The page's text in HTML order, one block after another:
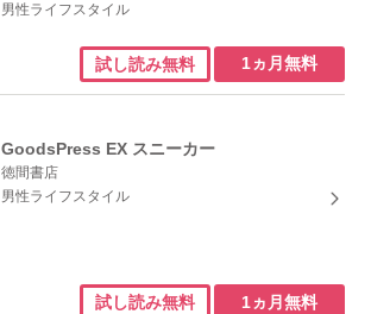
男性ライフスタイル
試し読み無料 1ヵ月無料
GoodsPress EX スニーカー
徳間書店
男性ライフスタイル
試し読み無料 1ヵ月無料